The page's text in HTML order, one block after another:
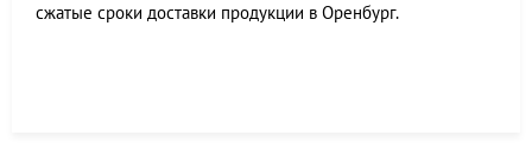
сжатые сроки доставки продукции в Оренбург.